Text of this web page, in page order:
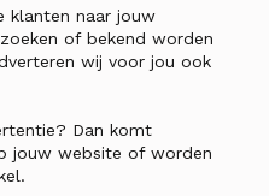
naar jouw
of bekend worden
wij voor jou ook
Dan komt
jouw website of worden